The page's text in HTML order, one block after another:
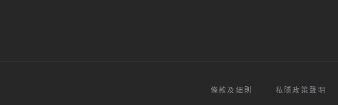
條款及細則 私隱政策聲明